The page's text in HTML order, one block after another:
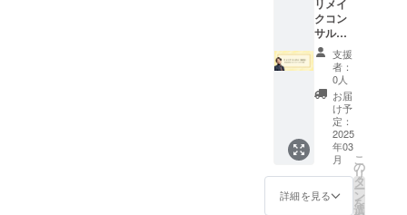
す。
イク採
用」は
ついて
きませ
んので
ご注意
くださ
い。
（内
容） ・
御礼
メッ
セージ
・Z世代
提供
【Z世代
カン
ファレ
ンス
参加券
詳細】
・日
時：
2024年
10月26
日（土
曜日）
13:00-
リメイ
クコン
サル
（60
分）
（内
容） 弊
社代表
宗近に
よるリ
メイク
コンサ
ルの実
施 ・実
施概
支援
者：
0人
お届
け予
定：
2025
年03
月
詳細を見る
こ
の
リ
タ
ー
ン
を
選